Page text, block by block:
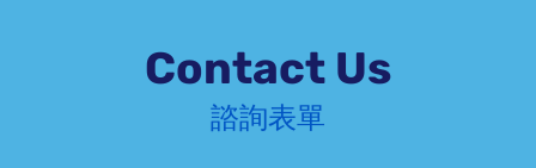
Contact Us
諮詢表單